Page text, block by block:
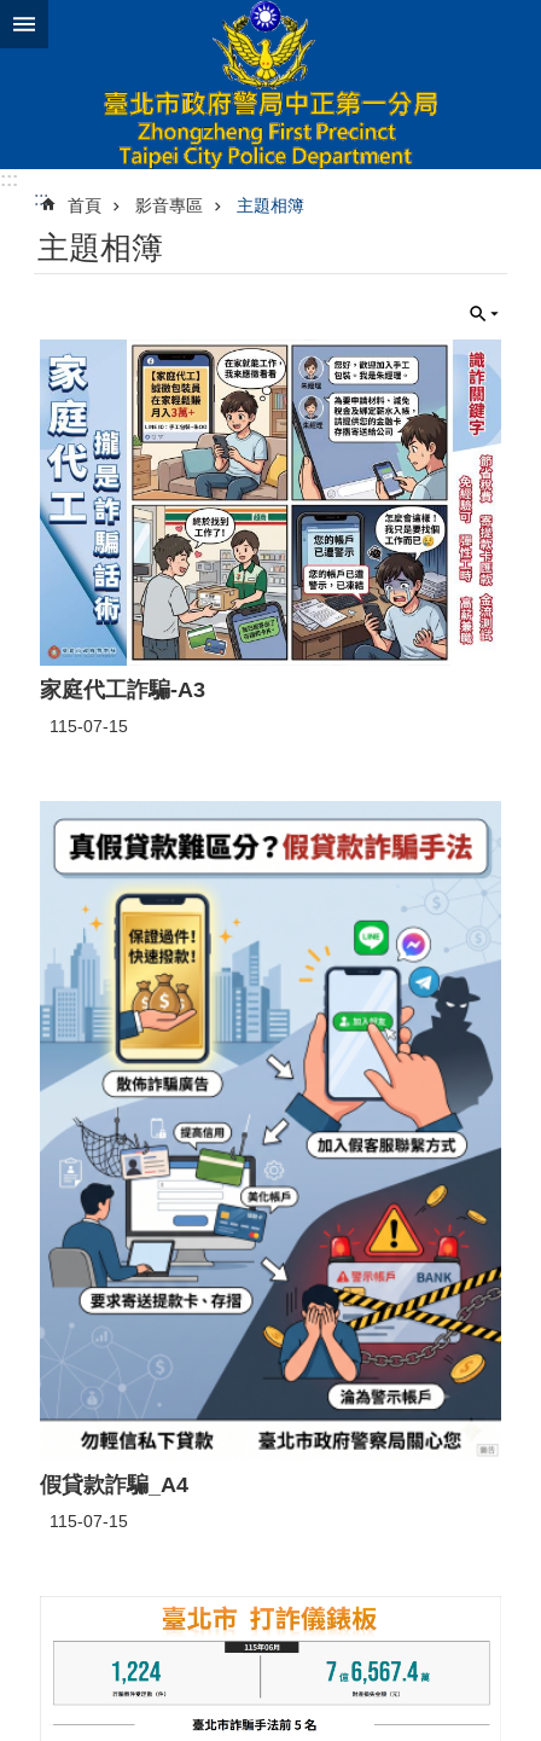
跳到主要內容區塊
:::
:::
首頁 影音專區 主題相簿
主題相簿
家庭代工詐騙-A3
115-07-15
假貸款詐騙_A4
115-07-15